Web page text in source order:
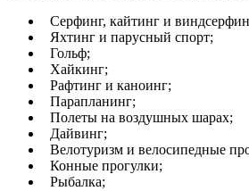
Серфинг, кайтинг и
Яхтинг и парусный спорт;
Гольф;
Хайкинг;
Рафтинг и каноинг;
Парапланинг;
Полеты на воздушных шарах;
Дайвинг;
Велотуризм и велосипедные
Конные прогулки;
Рыбалка;